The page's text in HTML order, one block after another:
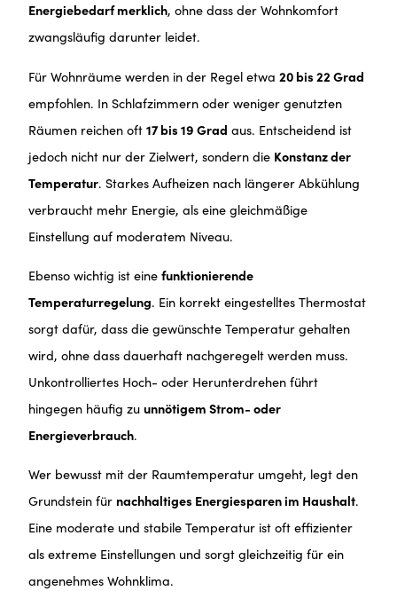
Energiebedarf merklich, ohne dass der Wohnkomfort
zwangsläufig darunter leidet.
Für Wohnräume werden in der Regel etwa20 bis 22 Grad
empfohlen. In Schlafzimmern oder weniger genutzten
Räumen reichen oft17 bis 19 Grad aus. Entscheidend ist
jedoch nicht nur der Zielwert, sondern die Konstanz der
Temperatur. Starkes Aufheizen nach längerer Abkühlung
verbraucht mehr Energie, als eine gleichmäßige
Einstellung auf moderatem Niveau.
Ebenso wichtig ist einefunktionierende
Temperaturregelung. Ein korrekt eingestelltes Thermostat
sorgt dafür, dass die gewünschte Temperatur gehalten
wird, ohne dass dauerhaft nachgeregelt werden muss.
Unkontrolliertes Hoch- oder Herunterdrehen führt
hingegen häufig zuunnötigem Strom- oder
Energieverbrauch.
Wer bewusst mit der Raumtemperatur umgeht, legt den
Grundstein für nachhaltiges Energiesparen im Haushalt.
Eine moderate und stabile Temperatur ist oft effizienter
als extreme Einstellungen und sorgt gleichzeitig für ein
angenehmes Wohnklima.